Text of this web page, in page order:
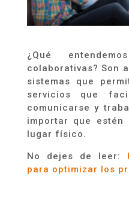
¿Qué
colaborativas? Son
sistemas que
servicios que
comunicarse y
importar que estén
lugar físico.
No dejes de leer:
para optimizar los